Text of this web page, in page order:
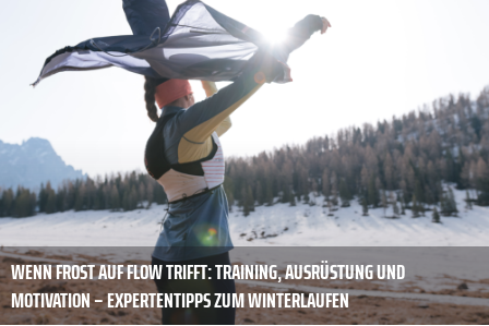
WENN FROST AUF FLOW TRIFFT: TRAINING, AUSRÜSTUNG UND
MOTIVATION – EXPERTENTIPPS ZUM WINTERLAUFEN